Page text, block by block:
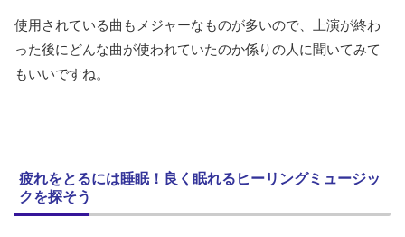
使用されている曲もメジャーなものが多いので、上演が終わ
った後にどんな曲が使われていたのか係りの人に聞いてみて
もいいですね。
疲れをとるには睡眠！良く眠れるヒーリングミュージッ
クを探そう